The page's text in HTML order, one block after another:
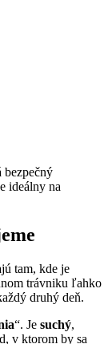
bezpečný
ideálny na
tam, kde je
trávniku ľahko
druhý deň.
“. Je suchý,
v ktorom by sa